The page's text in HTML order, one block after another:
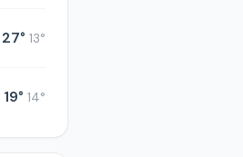
27° 13°
19° 14°